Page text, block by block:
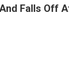
Falls Off